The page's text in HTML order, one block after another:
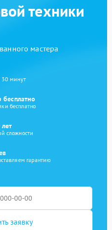
техники
мастера
30 минут
бесплатно
сложности
гарантию
заявку